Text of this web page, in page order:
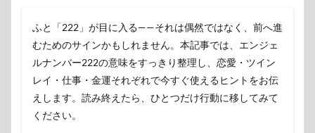
ふと「222」が目に入る——それは偶然ではなく、前へ進
むためのサインかもしれません。本記事では、エンジェ
ルナンバー222の意味をすっきり整理し、恋愛・ツイン
レイ・仕事・金運それぞれで今すぐ使えるヒントをお伝
えします。読み終えたら、ひとつだけ行動に移してみて
ください。